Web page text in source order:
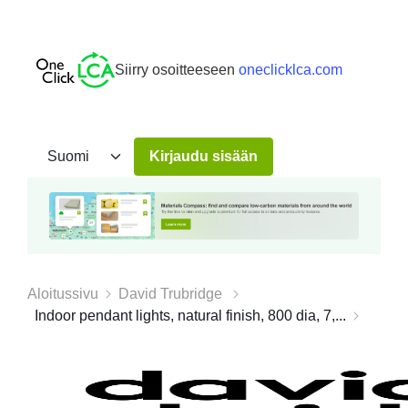
Siirry osoitteeseen oneclicklca.com
Kirjaudu sisään
Aloitussivu
David Trubridge
Indoor pendant lights, natural finish, 800 dia, 7,...